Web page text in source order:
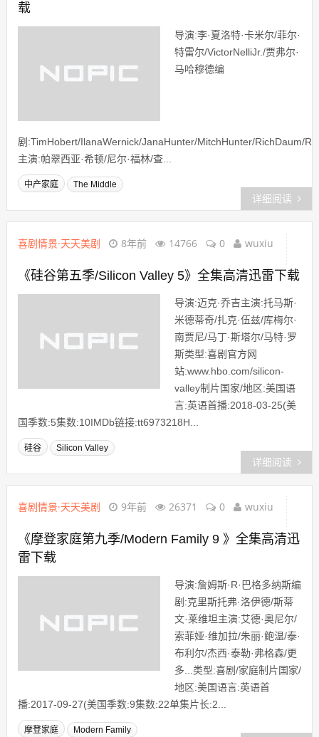
载
导演:李·夏洛特·卡米尔/菲尔·
特雷尔/VictorNelliJr./贾弗尔·
马哈穆德编
剧:TimHobert/IlanaWernick/JanaHunter/MitchHunter/RichDaum/
主演:帕翠西亚·希顿/尼尔·福林/查...
中产家庭 The Middle
详细阅读
喜剧情景·天天美剧 8年前 14766 0 wuxiu
《硅谷第五季/Silicon Valley 5》全集高清迅雷下载
导演:迈克·乔吉主演:托马斯·
米德蒂奇/扎克·伍兹/库梅尔·
南贾尼/马丁·斯塔尔/马特·罗
斯类型:喜剧官方网
站:www.hbo.com/silicon-
valley制片国家/地区:美国语
言:英语首播:2018-03-25(美
国季数:5集数:10IMDb链接:tt6973218H...
硅谷 Silicon Valley
详细阅读
喜剧情景·天天美剧 9年前 26371 0 wuxiu
《摩登家庭第九季/Modern Family 9 》全集高清迅
雷下载
导演:詹姆斯·R·巴格多纳斯编
剧:克里斯托弗·洛伊德/斯蒂
文·莱维坦主演:艾德·奥尼尔/
索菲娅·维加拉/朱丽·鲍温/泰·
布利尔/杰西·泰勒·弗格森/更
多...类型:喜剧/家庭制片国家/
地区:美国语言:英语首
播:2017-09-27(美国季数:9集数:22单集片长:2...
摩登家庭 Modern Family